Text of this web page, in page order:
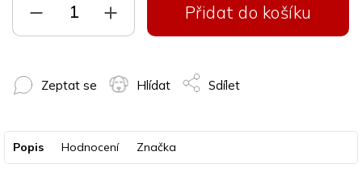
Přidat do košíku
Zeptat se Hlídat Sdílet
Popis Hodnocení Značka